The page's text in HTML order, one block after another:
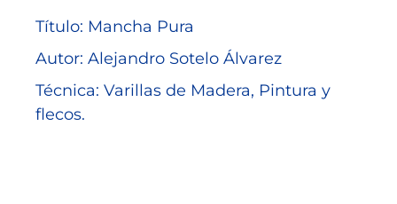
Título: Mancha Pura
Autor: Alejandro Sotelo Álvarez
Técnica: Varillas de Madera, Pintura y
flecos.